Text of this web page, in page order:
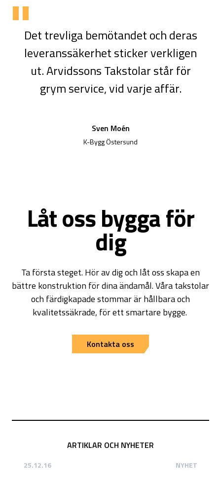
Det trevliga bemötandet och deras
leveranssäkerhet sticker verkligen
ut. Arvidssons Takstolar står för
grym service, vid varje affär.
Sven Moén
K-Bygg Östersund
Låt oss bygga för
dig
Ta första steget. Hör av dig och låt oss skapa en
bättre konstruktion för dina ändamål. Våra takstolar
och färdigkapade stommar är hållbara och
kvalitetssäkrade, för ett smartare bygge.
Kontakta oss
ARTIKLAR OCH NYHETER
25.12.16 NYHET